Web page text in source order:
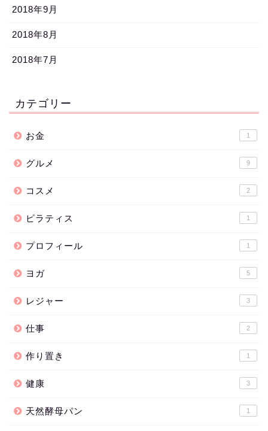
2018年9月
2018年8月
2018年7月
カテゴリー
お金 1
グルメ 9
コスメ 2
ピラティス 1
プロフィール 1
ヨガ 5
レジャー 3
仕事 2
作り置き 1
健康 3
天然酵母パン 1